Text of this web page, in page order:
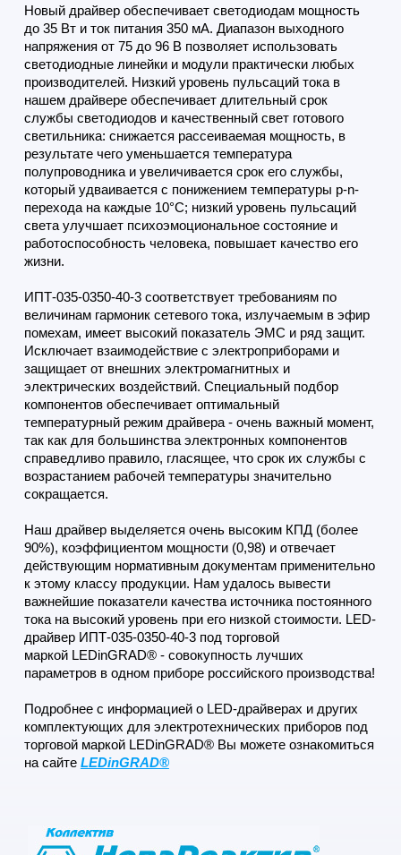
Новый драйвер обеспечивает светодиодам мощность
до 35 Вт и ток питания 350 мА. Диапазон выходного
напряжения от 75 до 96 В позволяет использовать
светодиодные линейки и модули практически любых
производителей. Низкий уровень пульсаций тока в
нашем драйвере обеспечивает длительный срок
службы светодиодов и качественный свет готового
светильника: снижается рассеиваемая мощность, в
результате чего уменьшается температура
полупроводника и увеличивается срок его службы,
который удваивается с понижением температуры p-n-
перехода на каждые 10°С; низкий уровень пульсаций
света улучшает психоэмоциональное состояние и
работоспособность человека, повышает качество его
жизни.
ИПТ-035-0350-40-3 соответствует требованиям по
величинам гармоник сетевого тока, излучаемым в эфир
помехам, имеет высокий показатель ЭМС и ряд защит.
Исключает взаимодействие с электроприборами и
защищает от внешних электромагнитных и
электрических воздействий. Специальный подбор
компонентов обеспечивает оптимальный
температурный режим драйвера - очень важный момент,
так как для большинства электронных компонентов
справедливо правило, гласящее, что срок их службы с
возрастанием рабочей температуры значительно
сокращается.
Наш драйвер выделяется очень высоким КПД (более
90%), коэффициентом мощности (0,98) и отвечает
действующим нормативным документам применительно
к этому классу продукции. Нам удалось вывести
важнейшие показатели качества источника постоянного
тока на высокий уровень при его низкой стоимости. LED-
драйвер ИПТ-035-0350-40-3 под торговой
маркой LEDinGRAD® - совокупность лучших
параметров в одном приборе российского производства!
Подробнее с информацией о LED-драйверах и других
комплектующих для электротехнических приборов под
торговой маркой LEDinGRAD® Вы можете ознакомиться
на сайте LEDinGRAD®